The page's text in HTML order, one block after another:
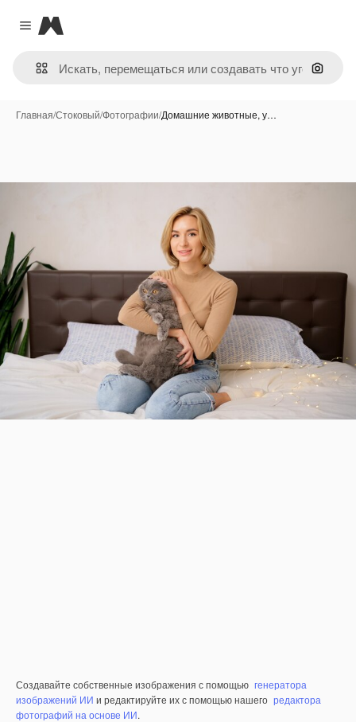
Close menu
Magnific
Поиск
Главная/Стоковый/Фотографии/Домашние животные, у…
Создавайте собственные изображения с помощью генератора
изображений ИИ и редактируйте их с помощью нашего редактора
фотографий на основе ИИ.